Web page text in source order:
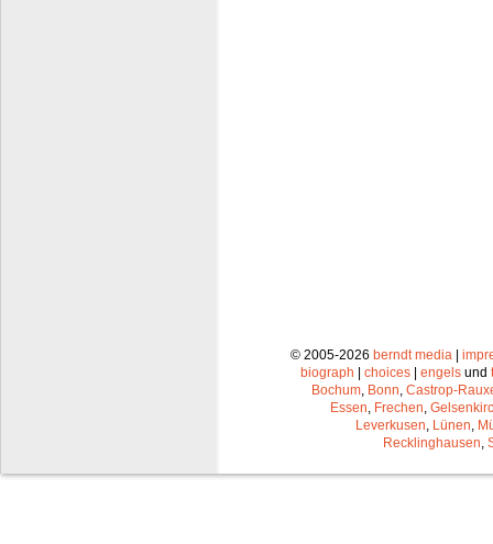
© 2005-2026 berndt media |
biograph | choices | engels und
Bochum Bonn Castrop-
Essen Frechen
Leverkusen Lünen
Recklinghausen